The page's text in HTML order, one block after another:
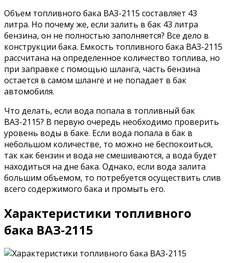
Объем топливного бака ВАЗ-2115 составляет 43
литра. Но почему же, если залить в бак 43 литра
бензина, он не полностью заполняется? Все дело в
конструкции бака. Емкость топливного бака ВАЗ-2115
рассчитана на определенное количество топлива, но
при заправке с помощью шланга, часть бензина
остается в самом шланге и не попадает в бак
автомобиля.
Что делать, если вода попала в топливный бак
ВАЗ-2115? В первую очередь необходимо проверить
уровень воды в баке. Если вода попала в бак в
небольшом количестве, то можно не беспокоиться,
так как бензин и вода не смешиваются, а вода будет
находиться на дне бака. Однако, если вода залита
большим объемом, то потребуется осуществить слив
всего содержимого бака и промыть его.
Характеристики топливного
бака ВАЗ-2115